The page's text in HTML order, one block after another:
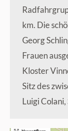
km. Die
Georg
Frauen
Kloster
Sitz des
Luigi